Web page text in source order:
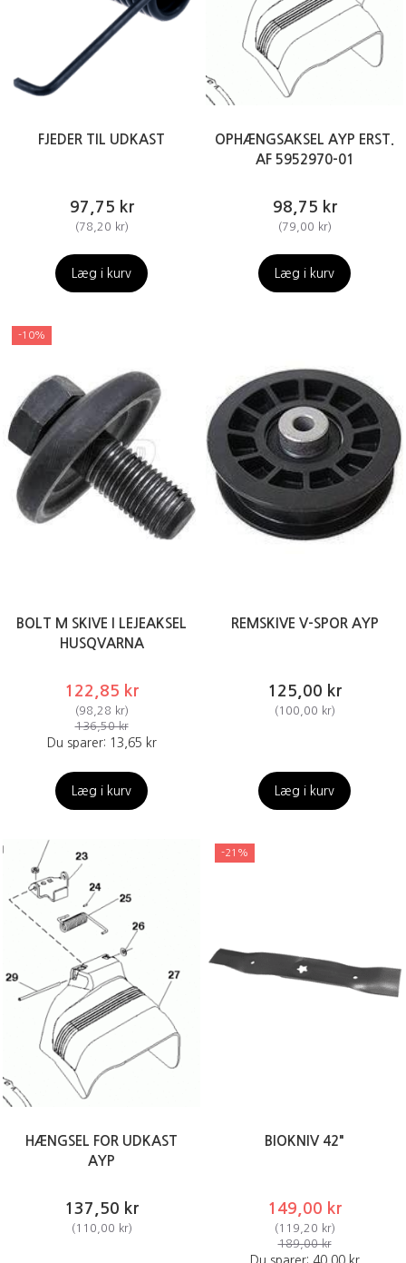
FJEDER TIL UDKAST
97,75 kr
(78,20 kr)
Læg i kurv
OPHÆNGSAKSEL AYP ERST.
AF 5952970-01
98,75 kr
(79,00 kr)
Læg i kurv
-10%
BOLT M SKIVE I LEJEAKSEL
HUSQVARNA
122,85 kr
(98,28 kr)
136,50 kr
Du sparer: 13,65 kr
Læg i kurv
REMSKIVE V-SPOR AYP
125,00 kr
(100,00 kr)
Læg i kurv
HÆNGSEL FOR UDKAST
AYP
137,50 kr
( 110,00 kr)
-21%
BIOKNIV 42"
149,00 kr
( 119,20 kr)
189,00 kr